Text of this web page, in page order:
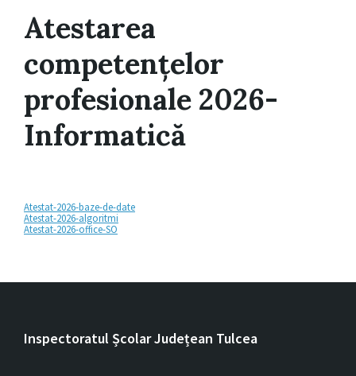
Atestarea
competențelor
profesionale 2026-
Informatică
Atestat-2026-baze-de-date
Atestat-2026-algoritmi
Atestat-2026-office-SO
Inspectoratul Școlar Județean Tulcea